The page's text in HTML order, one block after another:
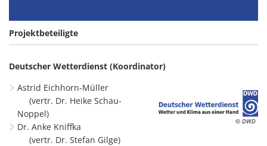
Projektbeteiligte
Deutscher Wetterdienst (Koordinator)
© DWD
Astrid Eichhorn-Müller
(vertr. Dr. Heike Schau-
Noppel)
Dr. Anke Kniffka
(vertr. Dr. Stefan Gilge)